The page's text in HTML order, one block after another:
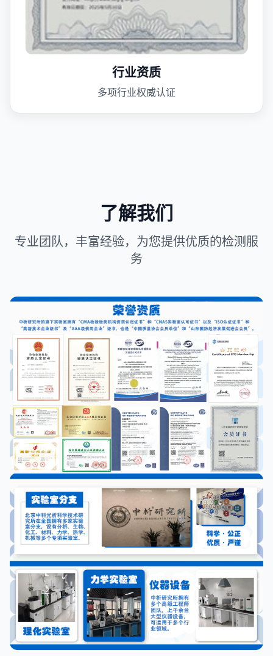
行业资质
多项行业权威认证
了解我们
专业团队，丰富经验，为您提供优质的检测服
务